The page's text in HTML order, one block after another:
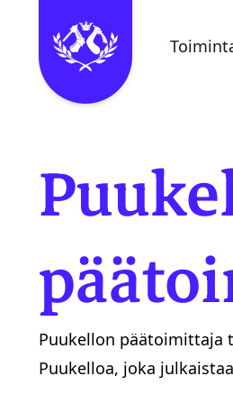
Ohita valikko
Pieni
Puukellon päätoimittaja
Puukelloa, joka